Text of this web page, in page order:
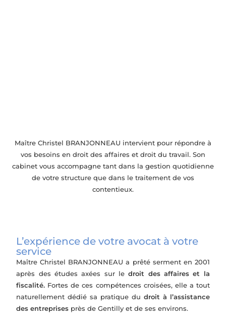
Maître Christel BRANJONNEAU intervient pour répondre à
vos besoins en droit des affaires et droit du travail. Son
cabinet vous accompagne tant dans la gestion quotidienne
de votre structure que dans le traitement de vos
contentieux.
L’expérience de votre avocat à votre
service
Maître Christel BRANJONNEAU a prêté serment en 2001
après des études axées sur ledroit des affaires et la
fiscalité. Fortes de ces compétences croisées, elle a tout
naturellement dédié sa pratique du droit à l’assistance
des entreprises près de Gentilly et de ses environs.